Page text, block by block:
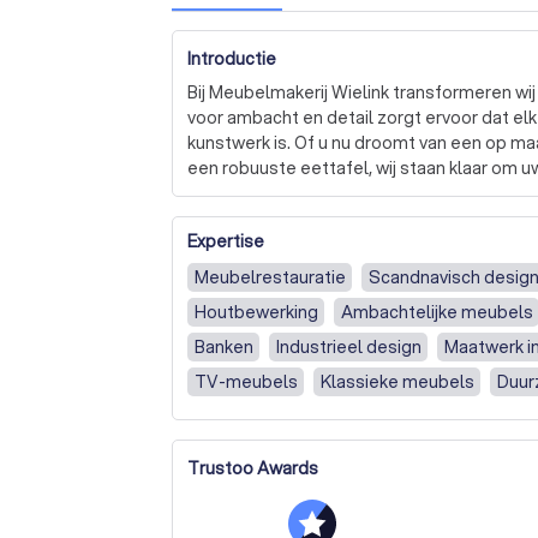
Introductie
Bij Meubelmakerij Wielink transformeren
voor ambacht en detail zorgt ervoor dat
kunstwerk is. Of u nu droomt van een op
een robuuste eettafel, wij staan klaar om
Onze meubelmakerij onderscheidt zich
aandacht voor uw wensen. We werken met
en warm notenhout tot modern MDF, dat
van ervaren ambachtslieden combineert
resulteert in meubels die niet alleen mooi
Elk project begint met een gedetailleerde
zorgvuldig ontwerpproces waarin uw
de mogelijkheden te verkennen en iets
Bent u geïnteresseerd in het laten
interieur en persoonlijke stijl? Neem
ons u helpen uw ideale woonruimte te
Expertise
Meubelrestauratie
Scandnavisch design
Houtbewerking
Ambachtelijke meubels
Banken
Industrieel design Maatwerk
TV-meubels
Klassieke meubels
Bureaus
Op maat gemaakt Tafels op
Trustoo Awards